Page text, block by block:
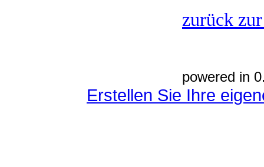
zurück
powered in
Erstellen Sie Ihre